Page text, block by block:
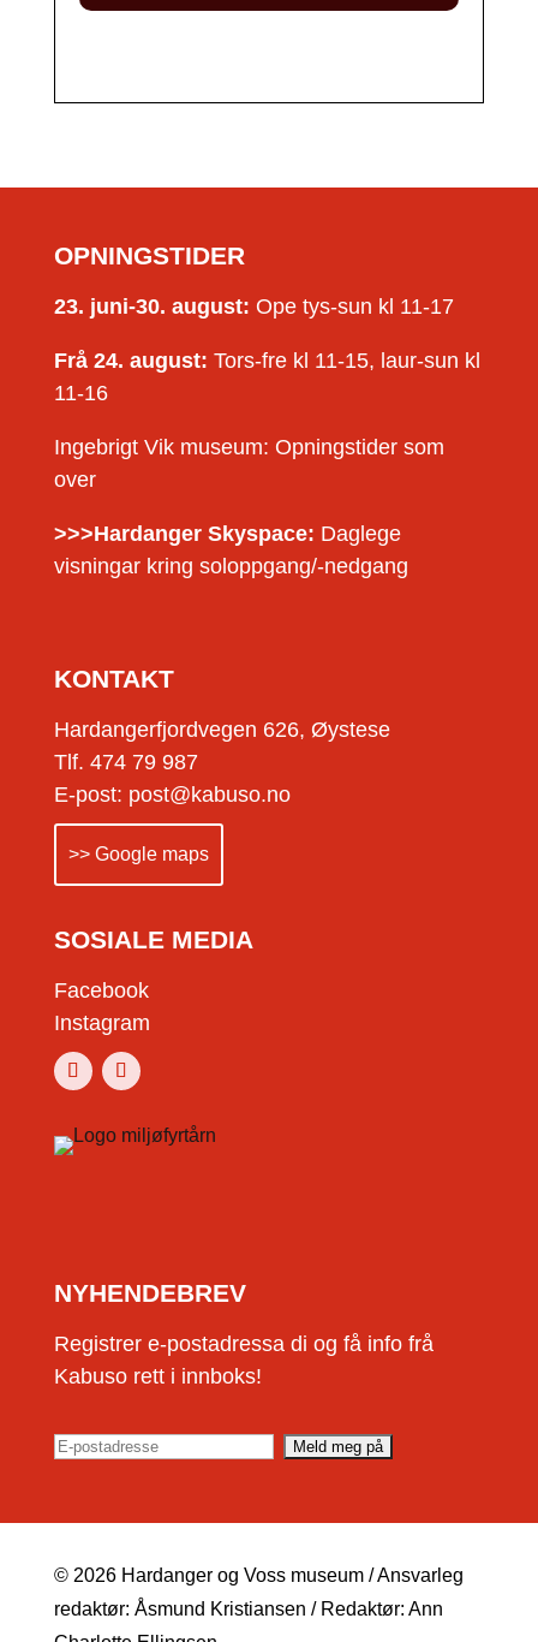
OPNINGSTIDER
23. juni-30. august: Ope tys-sun kl 11-17
Frå 24. august: Tors-fre kl 11-15, laur-sun kl
11-16
Ingebrigt Vik museum: Opningstider som
over
>>>Hardanger Skyspace: Daglege
visningar kring soloppgang/-nedgang
KONTAKT
Hardangerfjordvegen 626, Øystese
Tlf. 474 79 987
E-post: post@kabuso.no
>> Google maps
SOSIALE MEDIA
Facebook
Instagram
NYHENDEBREV
Registrer e-postadressa di og få info frå
Kabuso rett i innboks!
© 2026 Hardanger og Voss museum / Ansvarleg
redaktør: Åsmund Kristiansen / Redaktør: Ann